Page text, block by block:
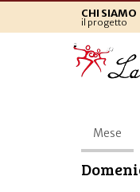
CHI SIAMO
il progetto
Schede
Mese